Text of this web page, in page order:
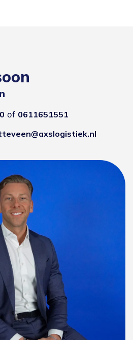
of 0611651551